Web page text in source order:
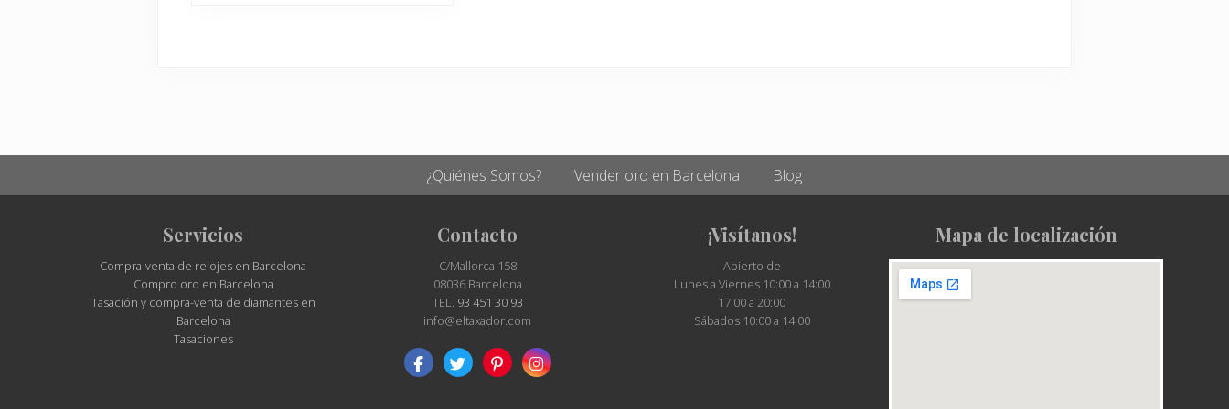
¿Quiénes Somos? Vender oro en Barcelona Blog
Footer
Servicios
Compra-venta de relojes en Barcelona
Compro oro en Barcelona
Tasación y compra-venta de diamantes en
Barcelona
Tasaciones
Contacto
C/Mallorca 158
08036 Barcelona
TEL. 93 451 30 93
info@eltaxador.com
¡Visítanos!
Abierto de
Lunes a Viernes 10:00 a 14:00
17:00 a 20:00
Sábados 10:00 a 14:00
Mapa de localización